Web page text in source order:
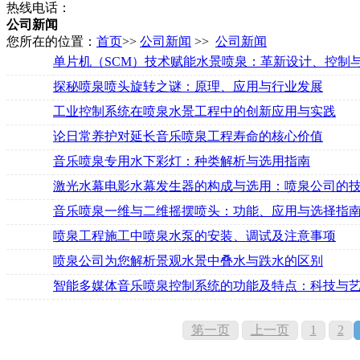
热线电话：
公司新闻
您所在的位置： 首页>> 公司新闻 >> 公司新闻
单片机（SCM）技术赋能水景喷泉：革新设计、控制
探秘喷泉喷头旋转之谜：原理、应用与行业发展
工业控制系统在喷泉水景工程中的创新应用与实践
论日常养护对延长音乐喷泉工程寿命的核心价值
音乐喷泉专用水下彩灯：种类解析与选用指南
激光水幕电影水幕发生器的构成与选用：喷泉公司的
音乐喷泉一维与二维摇摆喷头：功能、应用与选择指
喷泉工程施工中喷泉水泵的安装、调试及注意事项
喷泉公司为您解析景观水景中叠水与跌水的区别
智能多媒体音乐喷泉控制系统的功能及特点：科技与
第一页 上一页 1 2